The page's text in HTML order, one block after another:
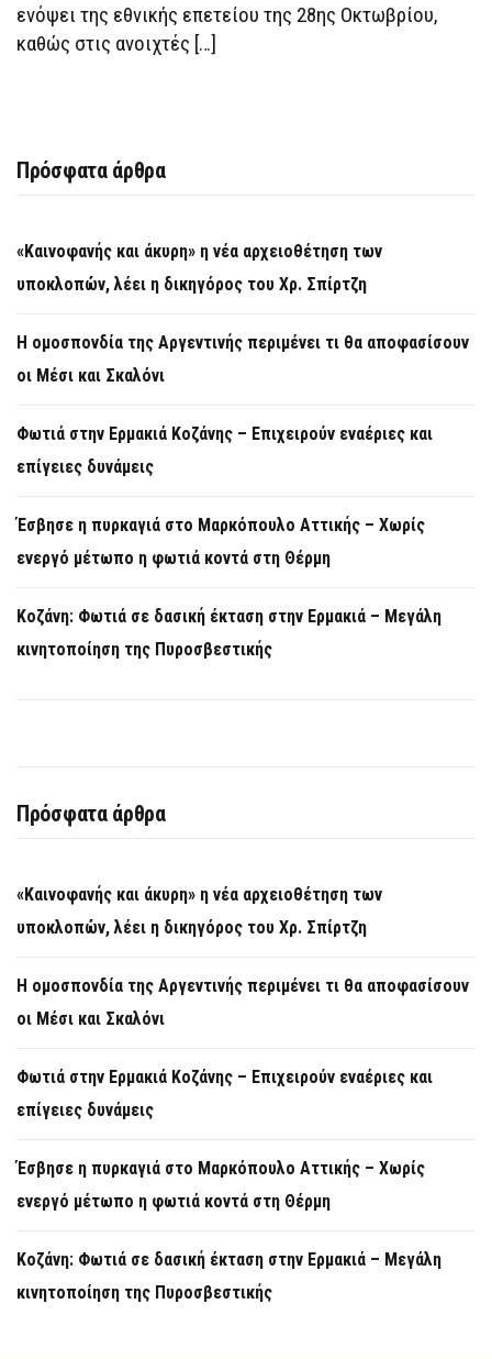
ενόψει της εθνικής επετείου της 28ης Οκτωβρίου,
καθώς στις ανοιχτές […]
Πρόσφατα άρθρα
«Καινοφανής και άκυρη» η νέα αρχειοθέτηση των
υποκλοπών, λέει η δικηγόρος του Χρ. Σπίρτζη
Η ομοσπονδία της Αργεντινής περιμένει τι θα αποφασίσουν
οι Μέσι και Σκαλόνι
Φωτιά στην Ερμακιά Κοζάνης – Επιχειρούν εναέριες και
επίγειες δυνάμεις
Έσβησε η πυρκαγιά στο Μαρκόπουλο Αττικής – Χωρίς
ενεργό μέτωπο η φωτιά κοντά στη Θέρμη
Κοζάνη: Φωτιά σε δασική έκταση στην Ερμακιά – Μεγάλη
κινητοποίηση της Πυροσβεστικής
Πρόσφατα άρθρα
«Καινοφανής και άκυρη» η νέα αρχειοθέτηση των
υποκλοπών, λέει η δικηγόρος του Χρ. Σπίρτζη
Η ομοσπονδία της Αργεντινής περιμένει τι θα αποφασίσουν
οι Μέσι και Σκαλόνι
Φωτιά στην Ερμακιά Κοζάνης – Επιχειρούν εναέριες και
επίγειες δυνάμεις
Έσβησε η πυρκαγιά στο Μαρκόπουλο Αττικής – Χωρίς
ενεργό μέτωπο η φωτιά κοντά στη Θέρμη
Κοζάνη: Φωτιά σε δασική έκταση στην Ερμακιά – Μεγάλη
κινητοποίηση της Πυροσβεστικής